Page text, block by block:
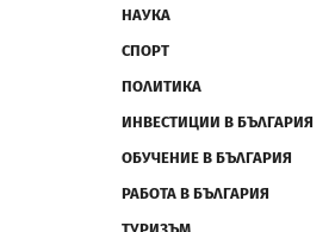
НАУКА
СПОРТ
ПОЛИТИКА
ИНВЕСТИЦИИ В БЪЛГАРИЯ
ОБУЧЕНИЕ В БЪЛГАРИЯ
РАБОТА В БЪЛГАРИЯ